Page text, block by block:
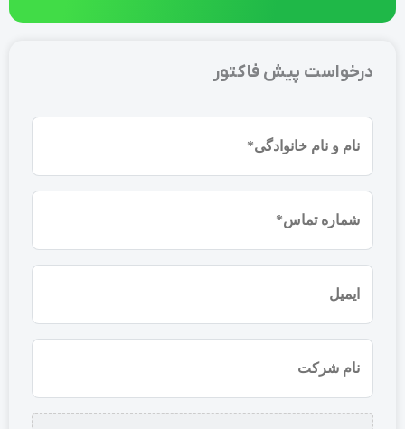
درخواست پیش فاکتور
نام
(ضروری)
موبایل
(ضروری)
شرکت
استعلام